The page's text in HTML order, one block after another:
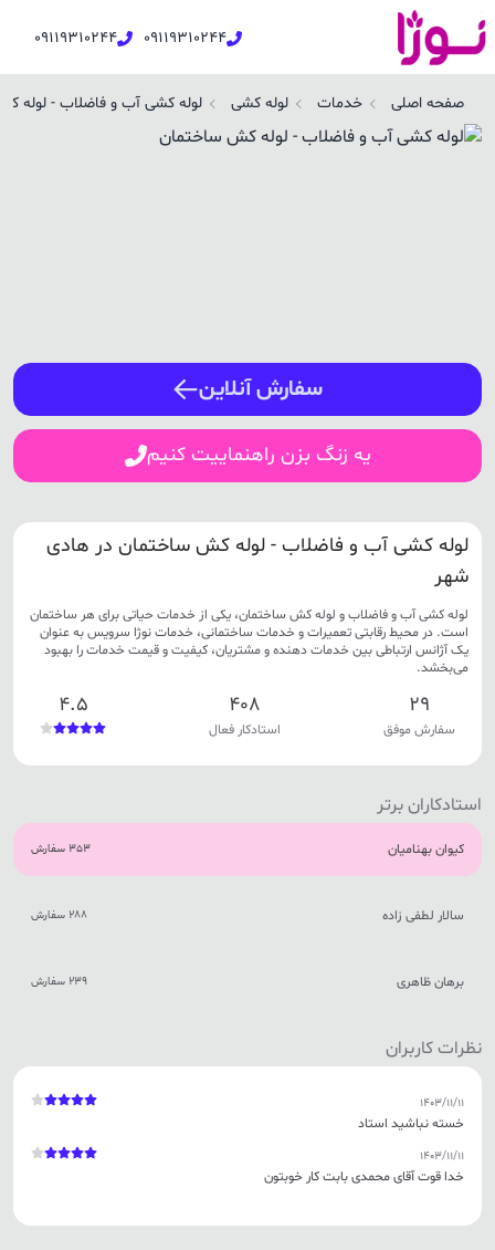
09119310244
09119310244
صفحه اصلی خدمات لوله کشی لوله کشی آب و فاضلاب - لوله
سفارش آنلاین
یه زنگ بزن راهنماییت کنیم
ورود
لوله کشی آب و فاضلاب - لوله کش ساختمان در هادی
شهر
لوله کشی آب و فاضلاب و لوله کش ساختمان، یکی از خدمات حیاتی برای هر ساختمان
است. در محیط رقابتی تعمیرات و خدمات ساختمانی، خدمات نوژا سرویس به عنوان
یک آژانس ارتباطی بین خدمات دهنده و مشتریان، کیفیت و قیمت خدمات را بهبود
می‌بخشد.
29
سفارش موفق
408
استادکار فعال
4.5
استادکاران برتر
کیوان بهنامیان 353 سفارش
سالار لطفی زاده 288 سفارش
برهان ظاهری 239 سفارش
نظرات کاربران
1403/11/11
خسته نباشید استاد
1403/11/11
خدا قوت آقای محمدی بابت کار خوبتون